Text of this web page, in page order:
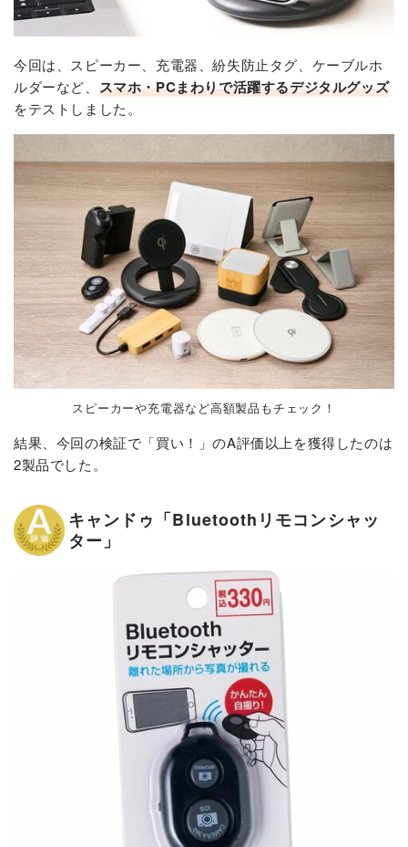
今回は、スピーカー、充電器、紛失防止タグ、ケーブルホ
ルダーなど、 スマホ・PCまわりで活躍するデジタルグッズ
をテストしました。
スピーカーや充電器など高額製品もチェック！
結果、今回の検証で「買い！」のA評価以上を獲得したのは
2製品でした。
キャンドゥ「Bluetoothリモコンシャッ
ター」